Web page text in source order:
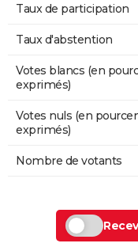
Taux de participation
Taux d'abstention
Votes blancs (en
exprimés)
Votes nuls (en
exprimés)
Nombre de votants